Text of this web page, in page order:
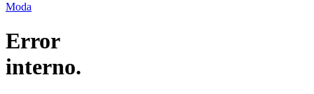
Moda
Error
interno.